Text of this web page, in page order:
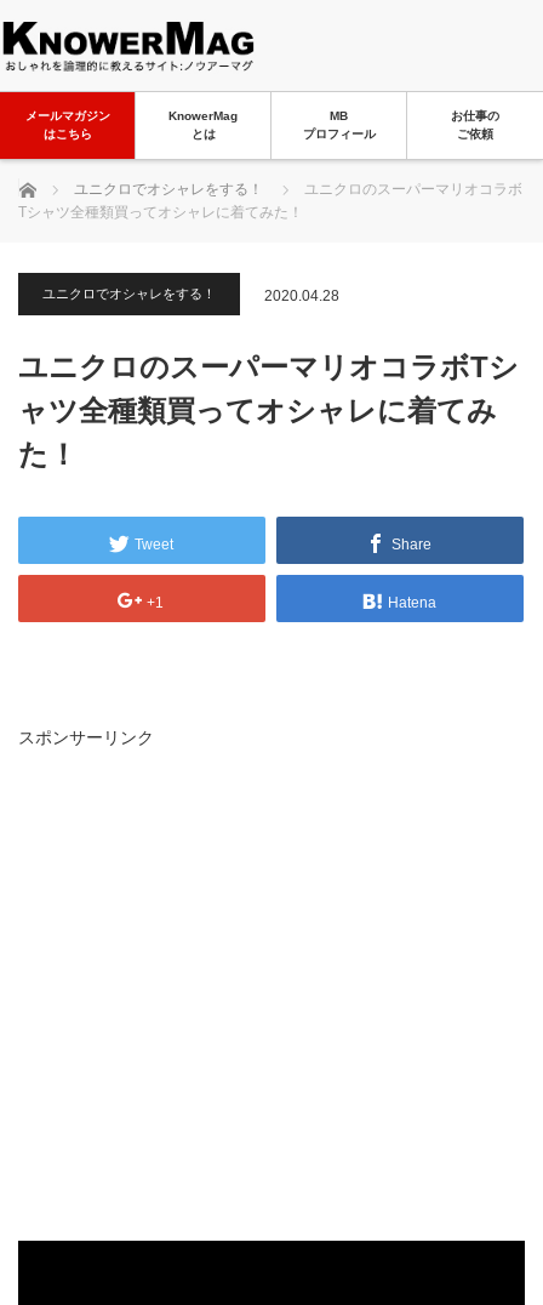
メールマガジン
はこちら
KnowerMag
とは
MB
プロフィール
お仕事の
ご依頼
ホーム ユニクロでオシャレをする！
ユニクロのスーパーマリオコラボ
Tシャツ全種類買ってオシャレに着てみた！
ユニクロでオシャレをする！ 2020.04.28
ユニクロのスーパーマリオコラボTシ
ャツ全種類買ってオシャレに着てみ
た！
Tweet Share
+1 Hatena
スポンサーリンク